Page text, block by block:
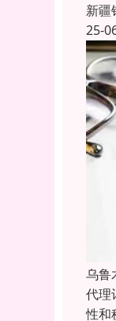
新疆
25-
乌鲁
代理
性和